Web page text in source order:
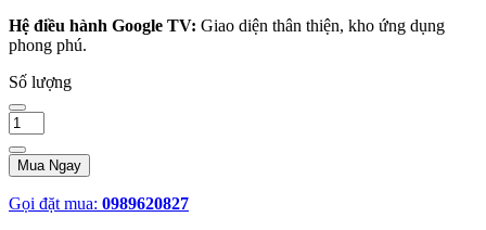
Hệ điều hành Google TV: Giao diện thân thiện, kho ứng dụng
phong phú.
Số lượng
Mua Ngay
Gọi đặt mua: 0989620827